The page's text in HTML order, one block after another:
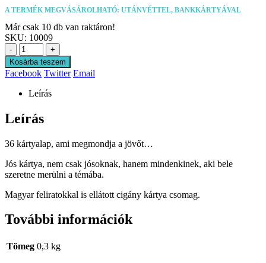
A TERMÉK MEGVÁSÁROLHATÓ: UTÁNVÉTTEL, BANKKÁRTYÁVAL
Már csak 10 db van raktáron!
SKU: 10009
-
+
Kosárba teszem
Facebook Twitter Email
Leírás
Leírás
36 kártyalap, ami megmondja a jövőt…
Jós kártya, nem csak jósoknak, hanem mindenkinek, aki bele
szeretne merülni a témába.
Magyar feliratokkal is ellátott cigány kártya csomag.
További információk
Tömeg 0,3 kg